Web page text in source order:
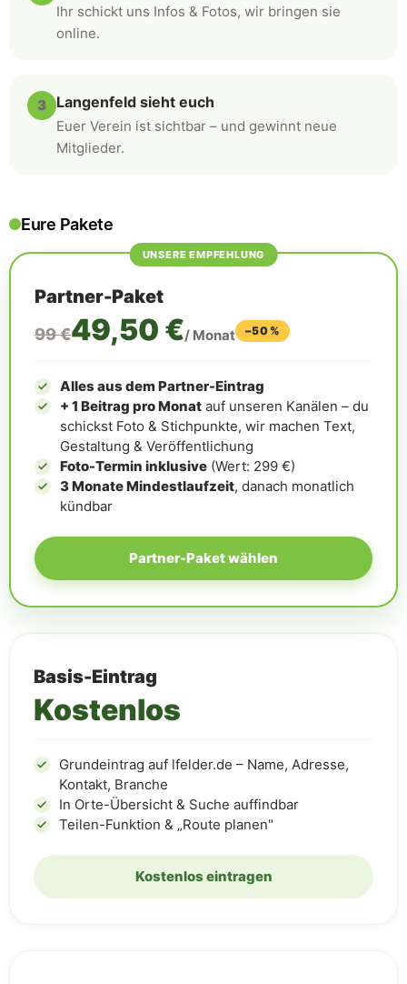
Ihr schickt uns Infos & Fotos, wir bringen sie
online.
3 Langenfeld sieht euch
Euer Verein ist sichtbar – und gewinnt neue
Mitglieder.
Eure Pakete
Basis-Eintrag
Kostenlos
Grundeintrag auf lfelder.de – Name, Adresse,
Kontakt, Branche
In Orte-Übersicht & Suche auffindbar
Teilen-Funktion & „Route planen"
Kostenlos eintragen
UNSERE EMPFEHLUNG
Partner-Paket
99 €49,50 €/ Monat −50 %
Alles aus dem Partner-Eintrag
+ 1 Beitrag pro Monat auf unseren Kanälen – du
schickst Foto & Stichpunkte, wir machen Text,
Gestaltung & Veröffentlichung
Foto-Termin inklusive (Wert: 299 €)
3 Monate Mindestlaufzeit, danach monatlich
kündbar
Partner-Paket wählen